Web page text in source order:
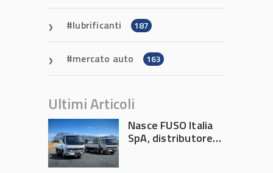
lubrificanti 187
mercato auto 163
Ultimi Articoli
Nasce FUSO Italia
SpA, distributore